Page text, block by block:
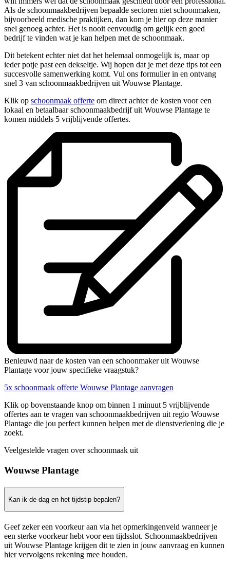
Als de schoonmaakbedrijven bepaalde sectoren niet schoonmaken,
bijvoorbeeld medische praktijken, dan kom je hier op deze manier
snel genoeg achter. Het is nooit eenvoudig om gelijk een goed
bedrijf te vinden wat je kan helpen met de schoonmaak.
Dit betekent echter niet dat het helemaal onmogelijk is, maar op
ieder potje past een dekseltje. Wij hopen dat je met deze tips tot een
succesvolle samenwerking komt. Vul ons formulier in en ontvang
snel 3 van schoonmaakbedrijven uit Wouwse Plantage.
Klik op schoonmaak offerte om direct achter de kosten voor een
lokaal en betaalbaar schoonmaakbedrijf uit Wouwse Plantage te
komen middels 5 vrijblijvende offertes.
Benieuwd naar de kosten van een schoonmaker uit Wouwse
Plantage voor jouw specifieke vraagstuk?
5x schoonmaak offerte Wouwse Plantage aanvragen
Klik op bovenstaande knop om binnen 1 minuut 5 vrijblijvende
offertes aan te vragen van schoonmaakbedrijven uit regio Wouwse
Plantage die jou perfect kunnen helpen met de dienstverlening die je
zoekt.
Veelgestelde vragen over schoonmaak uit
Wouwse Plantage
Kan ik de dag en het tijdstip bepalen?
Geef zeker een voorkeur aan via het opmerkingenveld wanneer je
een sterke voorkeur hebt voor een tijdsslot. Schoonmaakbedrijven
uit Wouwse Plantage krijgen dit te zien in jouw aanvraag en kunnen
hier vervolgens rekening mee houden.